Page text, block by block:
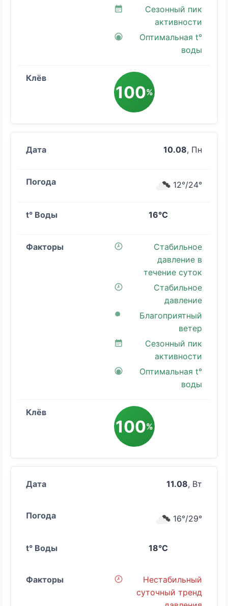
Сезонный пик
активности
Оптимальная t°
воды
100%
10.08, Пн
12°/24°
16°C
Стабильное
давление в
течение суток
Стабильное
давление
Благоприятный
ветер
Сезонный пик
активности
Оптимальная t°
воды
100%
11.08, Вт
16°/29°
18°C
Нестабильный
суточный тренд